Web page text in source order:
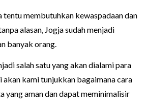
membutuhkan kewaspadaan dan
alasan, Jogja sudah menjadi
banyak orang.
salah satu yang akan dialami para
kami tunjukkan bagaimana cara
yang aman dan dapat meminimalisir